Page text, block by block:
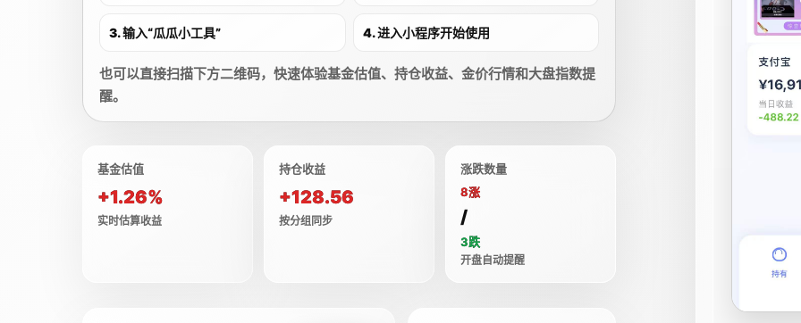
3. 输入“瓜瓜小工具” 4. 进入小程序开始使用
也可以直接扫描下方二维码，快速体验基金估值、持仓收益、金价行情和大盘指数提
醒。
基金估值
+1.26%
实时估算收益
持仓收益
+128.56
按分组同步
涨跌数量
8涨
/
3跌
开盘自动提醒